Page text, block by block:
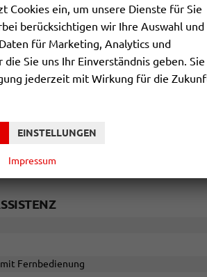
Fernbedienung
Cookies ein, um unsere Dienste für Sie
berücksichtigen wir Ihre Auswahl und
für Marketing, Analytics und
die Sie uns Ihr Einverständnis geben. Sie
jederzeit mit Wirkung für die
EINSTELLUNGEN
Impressum